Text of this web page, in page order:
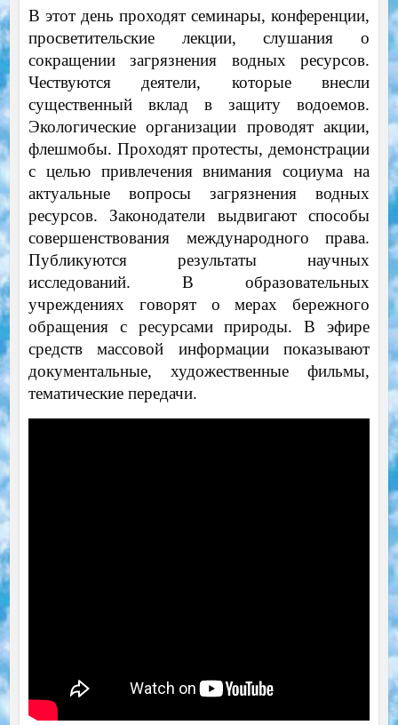
В этот день проходят семинары, конференции,
просветительские лекции, слушания о
сокращении загрязнения водных ресурсов.
Чествуются деятели, которые внесли
существенный вклад в защиту водоемов.
Экологические организации проводят акции,
флешмобы. Проходят протесты, демонстрации
с целью привлечения внимания социума на
актуальные вопросы загрязнения водных
ресурсов. Законодатели выдвигают способы
совершенствования международного права.
Публикуются результаты научных
исследований. В образовательных
учреждениях говорят о мерах бережного
обращения с ресурсами природы. В эфире
средств массовой информации показывают
документальные, художественные фильмы,
тематические передачи.